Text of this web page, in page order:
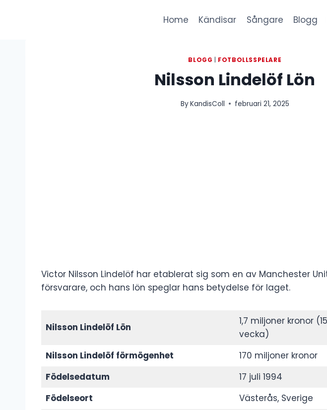
Home Kändisar Sångare Blogg
BLOGG FOTBOLLSSPELARE
Nilsson Lindelöf Lön
ByKandisColl februari 21, 2025
Victor Nilsson Lindelöf har etablerat sig som en av Manchester
försvarare, och hans lön speglar hans betydelse för laget.
Nilsson Lindelöf Lön
1,7 miljoner kronor
vecka)
Nilsson Lindelöf förmögenhet
170 miljoner kronor
Födelsedatum
17 juli 1994
Födelseort
Västerås, Sverige